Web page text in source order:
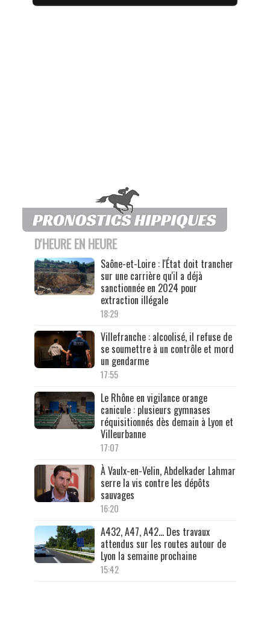
D'HEURE EN HEURE
Saône-et-Loire : l'État doit trancher
sur une carrière qu'il a déjà
sanctionnée en 2024 pour
extraction illégale
18:29
Villefranche : alcoolisé, il refuse de
se soumettre à un contrôle et mord
un gendarme
17:55
Le Rhône en vigilance orange
canicule : plusieurs gymnases
réquisitionnés dès demain à Lyon et
Villeurbanne
17:07
À Vaulx-en-Velin, Abdelkader Lahmar
serre la vis contre les dépôts
sauvages
16:20
A432, A47, A42… Des travaux
attendus sur les routes autour de
Lyon la semaine prochaine
15:42